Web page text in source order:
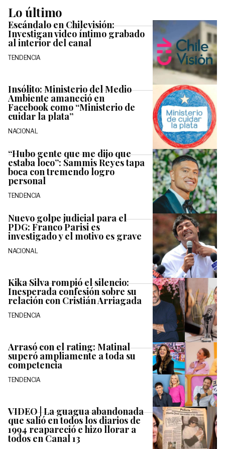
Lo último
Escándalo en Chilevisión:
Investigan video íntimo grabado
al interior del canal
TENDENCIA
Insólito: Ministerio del Medio
Ambiente amaneció en
Facebook como “Ministerio de
cuidar la plata”
NACIONAL
“Hubo gente que me dijo que
estaba loco”: Sammis Reyes tapa
boca con tremendo logro
personal
TENDENCIA
Nuevo golpe judicial para el
PDG: Franco Parisi es
investigado y el motivo es grave
NACIONAL
Kika Silva rompió el silencio:
Inesperada confesión sobre su
relación con Cristián Arriagada
TENDENCIA
Arrasó con el rating: Matinal
superó ampliamente a toda su
competencia
TENDENCIA
VIDEO | La guagua abandonada
que salió en todos los diarios de
1994 reapareció e hizo llorar a
todos en Canal 13